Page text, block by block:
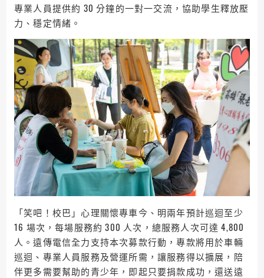
專業人員提供約 30 分鐘的一對一交流，協助學生釋放壓
力、穩定情緒。
「笑吧！校巴」心理關懷專車今、明兩年預計巡迴至少
16 場次，每場服務約 300 人次，總服務人次可達 4,800
人。遠傳電信全力支持本次募款行動，專款將用於車輛
巡迴、專業人員服務及營運所需，讓服務得以擴展，陪
伴更多需要幫助的青少年，即起只要捐款成功，還送遠